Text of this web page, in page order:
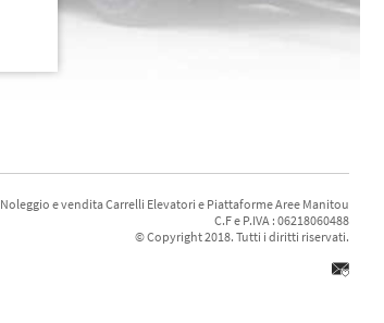
Noleggio e vendita Carrelli Elevatori e Piattaforme Aree Manitou
C.F e P.IVA : 06218060488
© Copyright 2018. Tutti i diritti riservati.